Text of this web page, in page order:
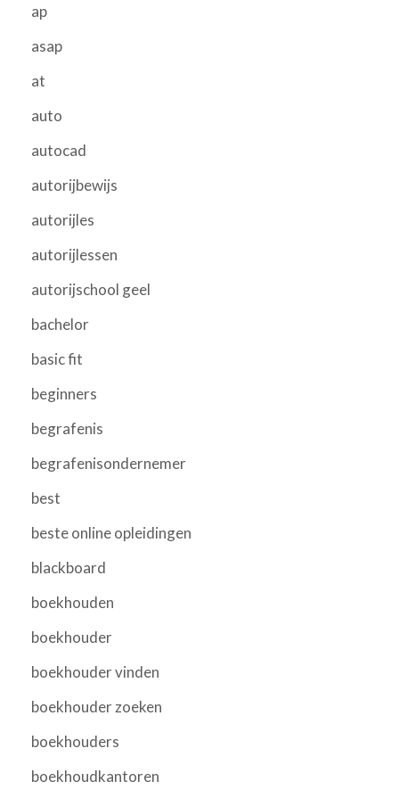
ap
asap
at
auto
autocad
autorijbewijs
autorijles
autorijlessen
autorijschool geel
bachelor
basic fit
beginners
begrafenis
begrafenisondernemer
best
beste online opleidingen
blackboard
boekhouden
boekhouder
boekhouder vinden
boekhouder zoeken
boekhouders
boekhoudkantoren